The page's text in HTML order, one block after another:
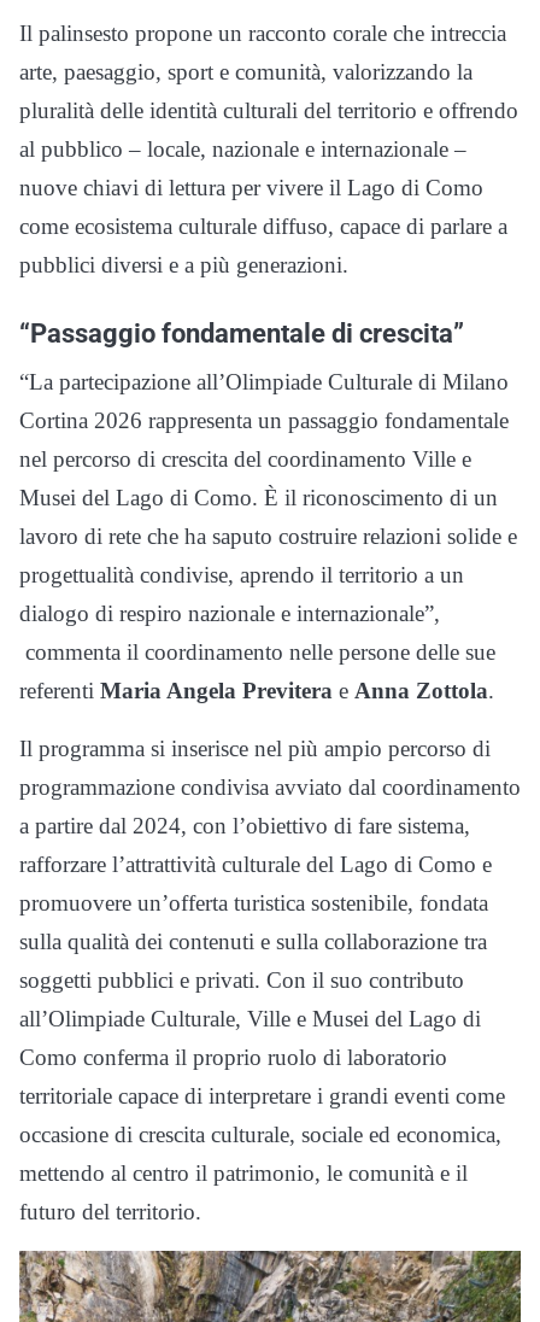
Il palinsesto propone un racconto corale che intreccia
arte, paesaggio, sport e comunità, valorizzando la
pluralità delle identità culturali del territorio e offrendo
al pubblico – locale, nazionale e internazionale –
nuove chiavi di lettura per vivere il Lago di Como
come ecosistema culturale diffuso, capace di parlare a
pubblici diversi e a più generazioni.
“Passaggio fondamentale di crescita”
“La partecipazione all’Olimpiade Culturale di Milano
Cortina 2026 rappresenta un passaggio fondamentale
nel percorso di crescita del coordinamento Ville e
Musei del Lago di Como. È il riconoscimento di un
lavoro di rete che ha saputo costruire relazioni solide e
progettualità condivise, aprendo il territorio a un
dialogo di respiro nazionale e internazionale”,
commenta il coordinamento nelle persone delle sue
referenti Maria Angela Previtera e Anna Zottola.
Il programma si inserisce nel più ampio percorso di
programmazione condivisa avviato dal coordinamento
a partire dal 2024, con l’obiettivo di fare sistema,
rafforzare l’attrattività culturale del Lago di Como e
promuovere un’offerta turistica sostenibile, fondata
sulla qualità dei contenuti e sulla collaborazione tra
soggetti pubblici e privati. Con il suo contributo
all’Olimpiade Culturale, Ville e Musei del Lago di
Como conferma il proprio ruolo di laboratorio
territoriale capace di interpretare i grandi eventi come
occasione di crescita culturale, sociale ed economica,
mettendo al centro il patrimonio, le comunità e il
futuro del territorio.